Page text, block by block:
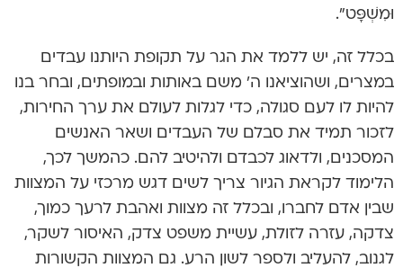
וּמִשְׁפָּט”.
בכלל זה, יש ללמד את הגר על תקופת היותנו עבדים
במצרים, ושהוציאנו ה’ משם באותות ובמופתים, ובחר בנו
להיות לו לעם סגולה, כדי לגלות לעולם את ערך החירות,
לזכור תמיד את סבלם של העבדים ושאר האנשים
המסכנים, ולדאוג לכבדם ולהיטיב להם. כהמשך לכך,
הלימוד לקראת הגיור צריך לשים דגש מרכזי על המצוות
שבין אדם לחברו, ובכלל זה מצוות ואהבת לרעך כמוך,
צדקה, עזרה לזולת, עשיית משפט צדק, האיסור לשקר,
לגנוב, להעליב ולספר לשון הרע. גם המצוות הקשורות